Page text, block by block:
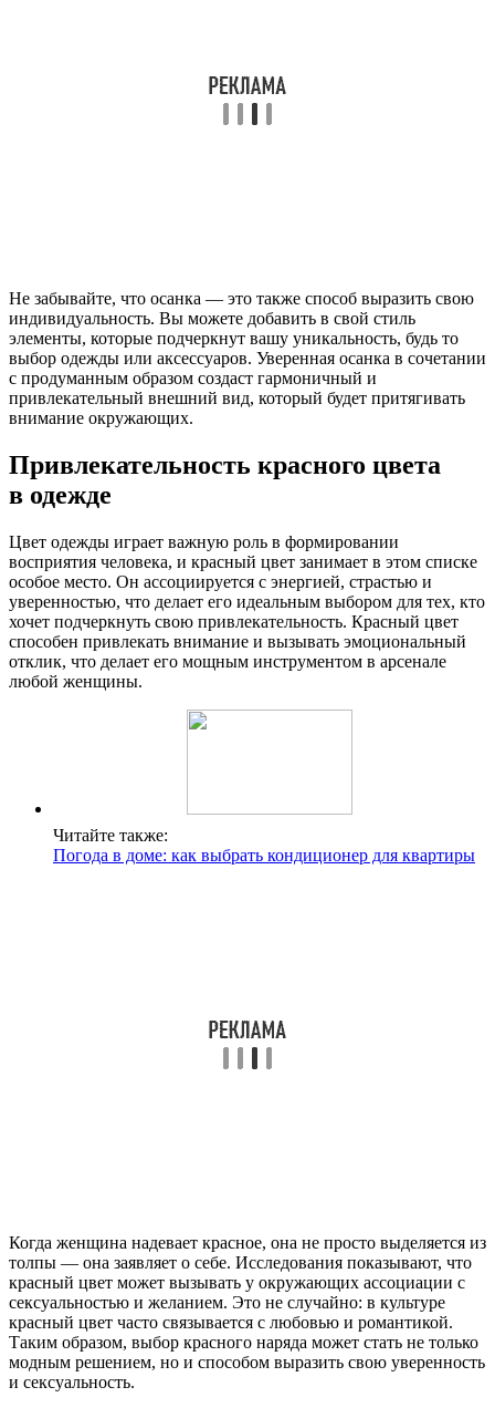
Не забывайте, что осанка — это также способ выразить свою
индивидуальность. Вы можете добавить в свой стиль
элементы, которые подчеркнут вашу уникальность, будь то
выбор одежды или аксессуаров. Уверенная осанка в сочетании
с продуманным образом создаст гармоничный и
привлекательный внешний вид, который будет притягивать
внимание окружающих.
Привлекательность красного цвета
в одежде
Цвет одежды играет важную роль в формировании
восприятия человека, и красный цвет занимает в этом списке
особое место. Он ассоциируется с энергией, страстью и
уверенностью, что делает его идеальным выбором для тех, кто
хочет подчеркнуть свою привлекательность. Красный цвет
способен привлекать внимание и вызывать эмоциональный
отклик, что делает его мощным инструментом в арсенале
любой женщины.
Читайте также:
Погода в доме: как выбрать кондиционер для квартиры
Когда женщина надевает красное, она не просто выделяется из
толпы — она заявляет о себе. Исследования показывают, что
красный цвет может вызывать у окружающих ассоциации с
сексуальностью и желанием. Это не случайно: в культуре
красный цвет часто связывается с любовью и романтикой.
Таким образом, выбор красного наряда может стать не только
модным решением, но и способом выразить свою уверенность
и сексуальность.